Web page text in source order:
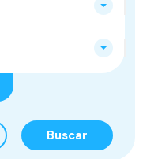
Buscar